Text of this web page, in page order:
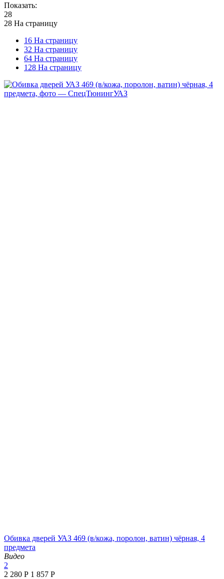
Показать:
28
28 На страницу
16 На страницу
32 На страницу
64 На страницу
128 На страницу
Обивка дверей УАЗ 469 (в/кожа, поролон, ватин) чёрная, 4
предмета
Видео
2
2 280 Р 1 857 Р